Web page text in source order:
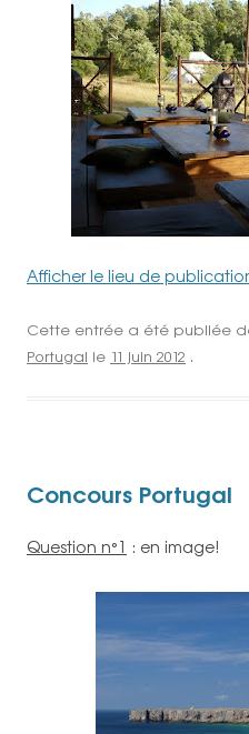
Afficher le lieu de
Cette entrée a été publiée
Portugal le 11 juin 2012 .
Concours Portugal
Question n°1 : en image!